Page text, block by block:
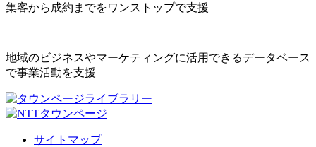
集客から成約までをワンストップで支援
地域のビジネスやマーケティングに活用できるデータベース
で事業活動を支援
サイトマップ